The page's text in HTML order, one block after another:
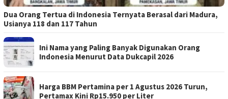
Dua Orang Tertua di Indonesia Ternyata Berasal dari Madura,
Usianya 118 dan 117 Tahun
Ini Nama yang Paling Banyak Digunakan Orang
Indonesia Menurut Data Dukcapil 2026
Harga BBM Pertamina per 1 Agustus 2026 Turun,
Pertamax Kini Rp15.950 per Liter